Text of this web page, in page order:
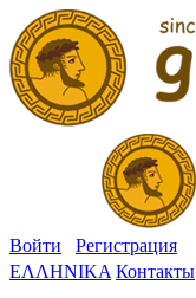
Войти
Регистрация
ΕΛΛΗΝΙΚΑ Контакты